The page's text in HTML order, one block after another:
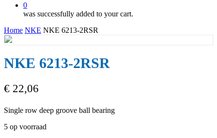
0
was successfully added to your cart.
Home NKE NKE 6213-2RSR
NKE 6213-2RSR
€ 22,06
Single row deep groove ball bearing
5 op voorraad